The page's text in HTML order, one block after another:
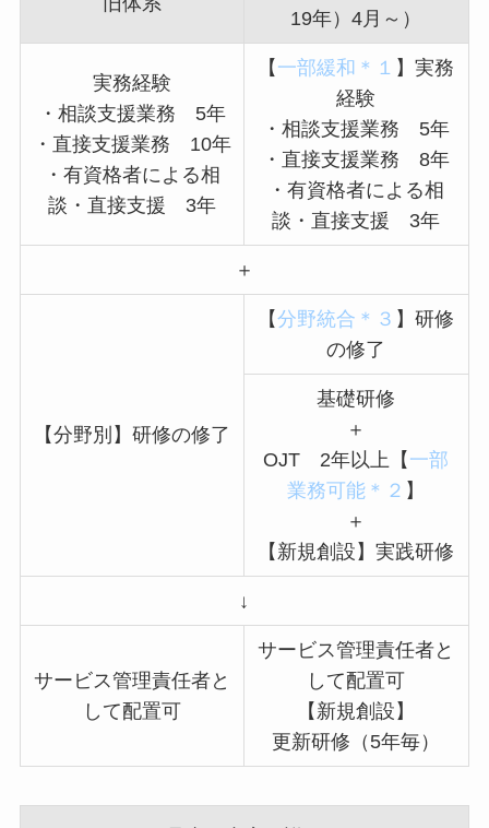
19年）4月～）
実務経験
・相談支援業務 5年
・直接支援業務 10年
・有資格者による相
談・直接支援 3年
【 一部緩和＊１ 】実務
経験
・相談支援業務 5年
・直接支援業務 8年
・有資格者による相
談・直接支援 3年
＋
【分野別】研修の修了
【分野統合＊３ 】研修
の修了
基礎研修
＋
OJT 2年以上【 一部
業務可能＊２ 】
＋
【新規創設】実践研修
↓
サービス管理責任者と
して配置可
サービス管理責任者と
して配置可
【新規創設】
更新研修（5年毎）